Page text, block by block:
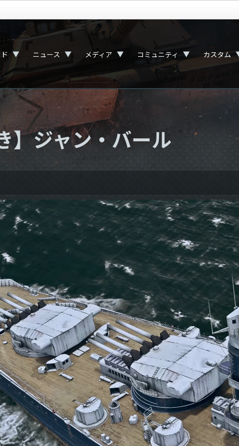
▼ ニュース ▼ メディア ▼ コミュニティ ▼ カスタム
】ジャン・バール